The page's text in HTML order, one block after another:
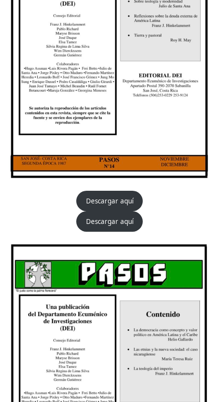
Descargar aquí
Descargar aquí